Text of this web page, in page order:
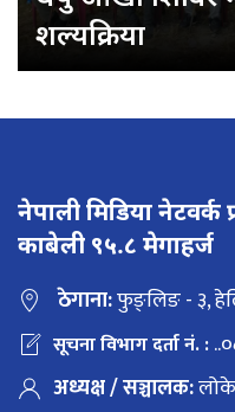
शल्यक्रिया
नेपाली मिडिया नेटवर्क
काबेली ९५.८ मेगाहर्ज
ठेगाना:फुङ्लिङ - ३,
सूचना विभाग दर्ता नं. :
अध्यक्ष / सञ्चालक: